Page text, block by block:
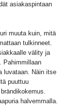
asiakaspintaan
muuta kuin, mitä
tulkinneet.
välity ja
Pahimmillaan
luvataan. Näin itse
puuttuu
halvemmalla.